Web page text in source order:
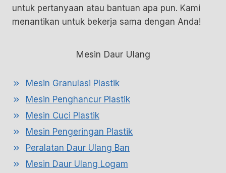
untuk pertanyaan atau bantuan apa pun. Kami
menantikan untuk bekerja sama dengan Anda!
Mesin Daur Ulang
Mesin Granulasi Plastik
Mesin Penghancur Plastik
Mesin Cuci Plastik
Mesin Pengeringan Plastik
Peralatan Daur Ulang Ban
Mesin Daur Ulang Logam